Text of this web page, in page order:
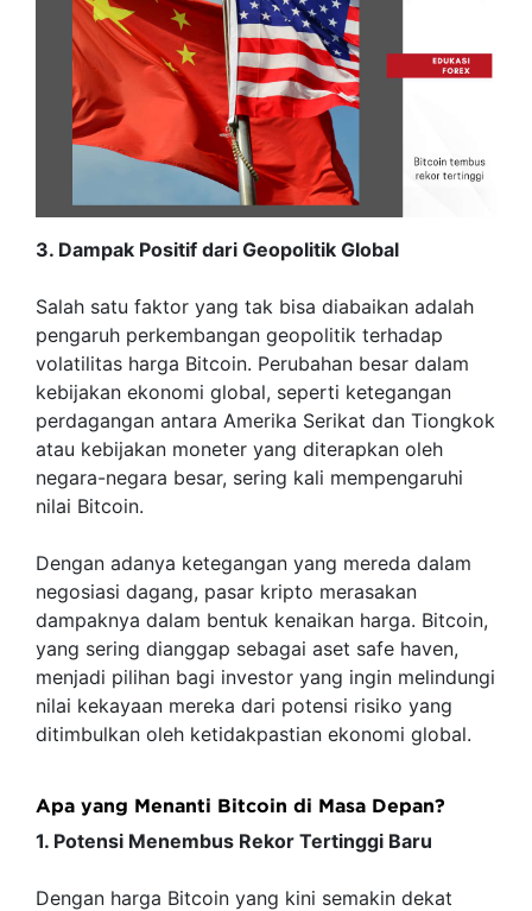
3. Dampak Positif dari Geopolitik Global
Salah satu faktor yang tak bisa diabaikan adalah
pengaruh perkembangan geopolitik terhadap
volatilitas harga Bitcoin. Perubahan besar dalam
kebijakan ekonomi global, seperti ketegangan
perdagangan antara Amerika Serikat dan Tiongkok
atau kebijakan moneter yang diterapkan oleh
negara-negara besar, sering kali mempengaruhi
nilai Bitcoin.
Dengan adanya ketegangan yang mereda dalam
negosiasi dagang, pasar kripto merasakan
dampaknya dalam bentuk kenaikan harga. Bitcoin,
yang sering dianggap sebagai aset safe haven,
menjadi pilihan bagi investor yang ingin melindungi
nilai kekayaan mereka dari potensi risiko yang
ditimbulkan oleh ketidakpastian ekonomi global.
Apa yang Menanti Bitcoin di Masa Depan?
1. Potensi Menembus Rekor Tertinggi Baru
Dengan harga Bitcoin yang kini semakin dekat